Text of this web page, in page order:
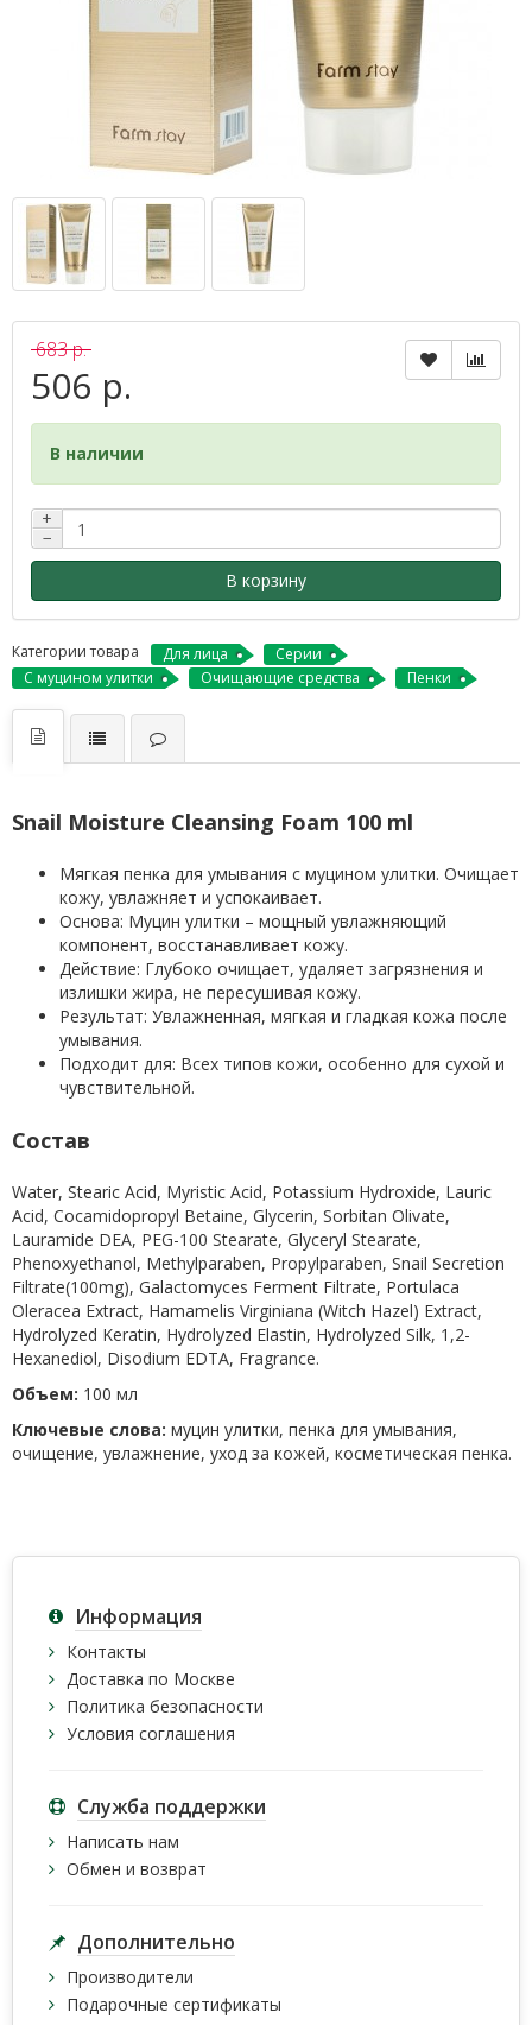
683 р.
506 р.
В наличии
+
−
В корзину
Категории товара Для лица
Серии
С муцином улитки
Очищающие средства Пенки
Snail Moisture Cleansing Foam 100 ml
Мягкая пенка для умывания с муцином улитки. Очищает
кожу, увлажняет и успокаивает.
Основа: Муцин улитки – мощный увлажняющий
компонент, восстанавливает кожу.
Действие: Глубоко очищает, удаляет загрязнения и
излишки жира, не пересушивая кожу.
Результат: Увлажненная, мягкая и гладкая кожа после
умывания.
Подходит для: Всех типов кожи, особенно для сухой и
чувствительной.
Состав
Water, Stearic Acid, Myristic Acid, Potassium Hydroxide, Lauric
Acid, Cocamidopropyl Betaine, Glycerin, Sorbitan Olivate,
Lauramide DEA, PEG-100 Stearate, Glyceryl Stearate,
Phenoxyethanol, Methylparaben, Propylparaben, Snail Secretion
Filtrate(100mg), Galactomyces Ferment Filtrate, Portulaca
Oleracea Extract, Hamamelis Virginiana (Witch Hazel) Extract,
Hydrolyzed Keratin, Hydrolyzed Elastin, Hydrolyzed Silk, 1,2-
Hexanediol, Disodium EDTA, Fragrance.
Объем: 100 мл
Ключевые слова: муцин улитки, пенка для умывания,
очищение, увлажнение, уход за кожей, косметическая пенка.
Информация
Контакты
Доставка по Москве
Политика безопасности
Условия соглашения
Служба поддержки
Написать нам
Обмен и возврат
Дополнительно
Производители
Подарочные сертификаты